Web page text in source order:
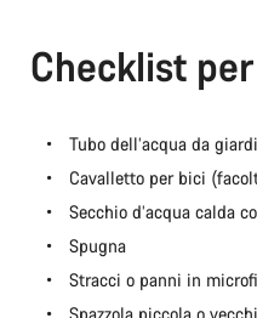
Checklist
Tubo dell’acqua da
Cavalletto per bici
Secchio d’acqua calda
Spugna
Stracci o panni in